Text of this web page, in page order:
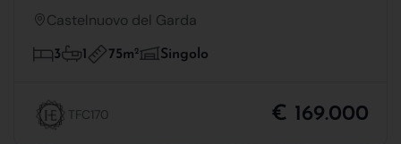
Castelnuovo del Garda
3 1 75m2 Singolo
TFC170 € 169.000